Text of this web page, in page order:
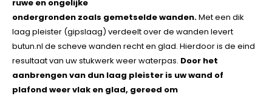
ruwe en ongelijke
ondergronden zoals gemetselde wanden.Met een dik
laag pleister (gipslaag) verdeelt over de wanden levert
butun.nl de scheve wanden recht en glad. Hierdoor is de eind
resultaat van uw stukwerk weer waterpas. Door het
aanbrengen van dun laag pleister is uw wand of
plafond weer vlak en glad, gereed om